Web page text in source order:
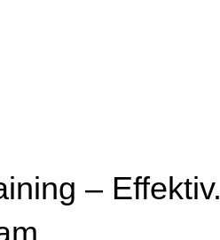
– Effektiv.